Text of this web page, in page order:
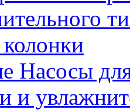
Насосы
и